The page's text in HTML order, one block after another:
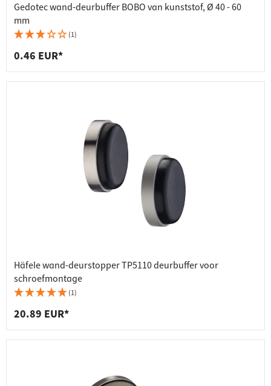
Gedotec wand-deurbuffer BOBO van kunststof, Ø 40 - 60
mm
(1)
0.46 EUR*
Häfele wand-deurstopper TP5110 deurbuffer voor
schroefmontage
(1)
20.89 EUR*